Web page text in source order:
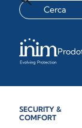
SECURITY &
COMFORT